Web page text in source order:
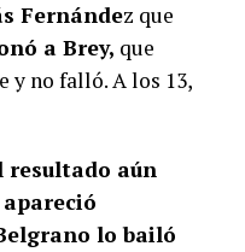
Fernández que
a Brey, que
y no falló. A los 13,
resultado aún
lo bailó